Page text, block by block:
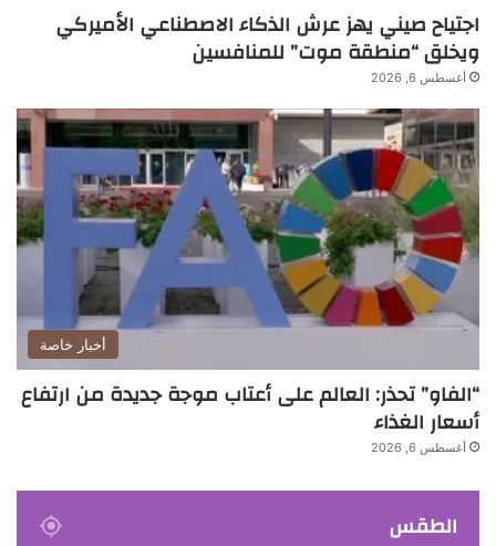
اجتياح صيني يهز عرش الذكاء الاصطناعي الأميركي
ويخلق “منطقة موت” للمنافسين
أغسطس 6, 2026
أخبار خاصة
“الفاو” تحذر: العالم على أعتاب موجة جديدة من ارتفاع
أسعار الغذاء
أغسطس 6, 2026
الطقس